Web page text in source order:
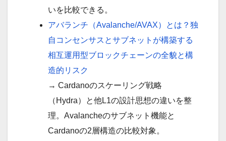
いを比較できる。
アバランチ（Avalanche/AVAX）とは？独
自コンセンサス とサブネットが構築する
相互運用型ブロックチェーンの全貌と構
造的リスク
→ Cardanoのスケーリング戦略
（Hydra）と他L1の設計思想の違いを整
理。Avalancheのサブネット機能と
Cardanoの2層構造の比較対象。